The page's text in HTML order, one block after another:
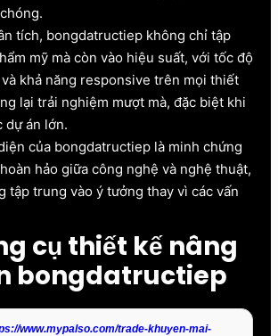
tích, bongdatructiep không chỉ tập
mỹ mà còn vào hiệu suất, với tốc độ
khả năng responsive trên mọi thiết
lại trải nghiệm mượt mà, đặc biệt khi
dự án lớn.
của bongdatructiep là minh chứng
hảo giữa công nghệ và nghệ thuật,
tập trung vào ý tưởng thay vì các vấn
cụ thiết kế nâng
bongdatructiep
www.mypalso.com/trade-khuyen-mai-